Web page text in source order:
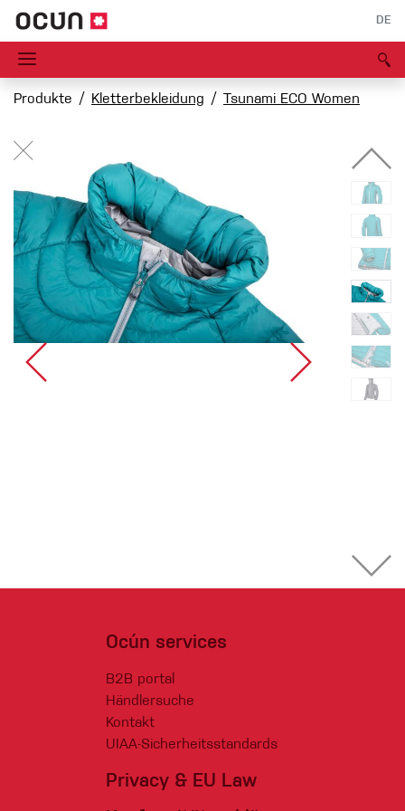
DE
Produkte Kletterbekleidung Tsunami ECO Women
Ocún services
B2B portal
Händlersuche
Kontakt
UIAA-Sicherheitsstandards
Privacy & EU Law